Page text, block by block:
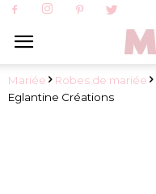
Mariée Robes de mariée
Eglantine Créations